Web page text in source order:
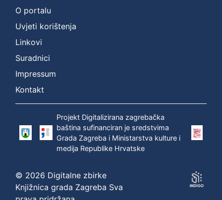
O portalu
Uvjeti korištenja
Linkovi
Suradnici
Impressum
Kontakt
Projekt Digitalizirana zagrebačka
baština sufinanciran je sredstvima
Grada Zagreba i Ministarstva kulture i
medija Republike Hrvatske
© 2026 Digitalne zbirke
Knjižnica grada Zagreba Sva